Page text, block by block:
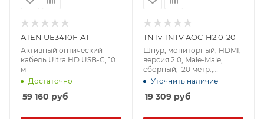
ATEN UE3410F-AT
Активный оптический
кабель Ultra HD USB-C, 10
м
Достаточно
59 160 руб
TNTv TNTV AOC-H2.0-20
Шнур, мониторный, HDMI,
версия 2.0, Male-Male,
сборный, 20 метр.,
черный, (технология AOC)
Уточнить наличие
19 309руб